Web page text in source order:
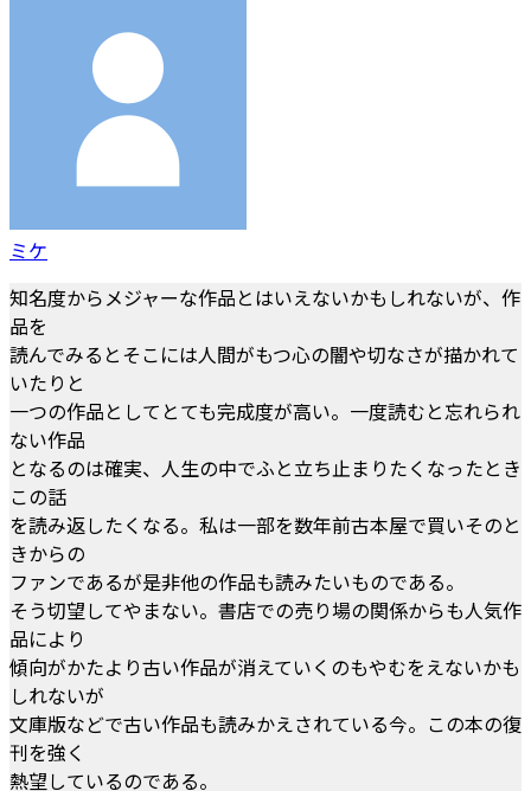
ミケ
知名度からメジャーな作品とはいえないかもしれないが、作
品を
読んでみるとそこには人間がもつ心の闇や切なさが描かれて
いたりと
一つの作品としてとても完成度が高い。一度読むと忘れられ
ない作品
となるのは確実、人生の中でふと立ち止まりたくなったとき
この話
を読み返したくなる。私は一部を数年前古本屋で買いそのと
きからの
ファンであるが是非他の作品も読みたいものである。
そう切望してやまない。書店での売り場の関係からも人気作
品により
傾向がかたより古い作品が消えていくのもやむをえないかも
しれないが
文庫版などで古い作品も読みかえされている今。この本の復
刊を強く
熱望しているのである。